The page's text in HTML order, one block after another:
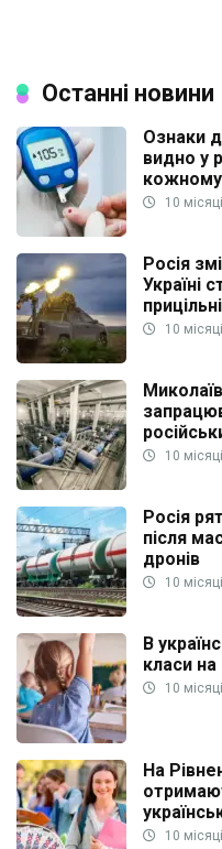
Останні новини
Ознаки
видно у
кожному
10
Росія
Україні
10
10
Росія
після
дронів
10
В
класи на
10
На
10